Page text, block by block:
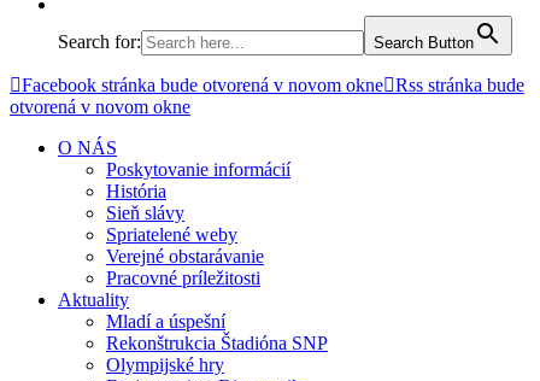
Search for: Search Button
Facebook stránka bude otvorená v novom okne Rss stránka bude
otvorená v novom okne
O NÁS
Poskytovanie informácií
História
Sieň slávy
Spriatelené weby
Verejné obstarávanie
Pracovné príležitosti
Aktuality
Mladí a úspešní
Rekonštrukcia Štadióna SNP
Olympijské hry